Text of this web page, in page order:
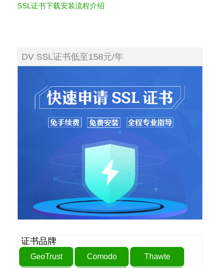
SSL证书下载安装流程介绍
DV SSL证书低至158元/年
证书品牌
GeoTrust Comodo Thawte